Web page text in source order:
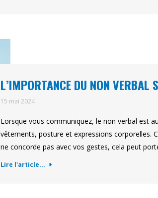
L’IMPORTANCE DU NON VERBAL
15 mai 2024
Lorsque vous communiquez, le non verbal est
vêtements, posture et expressions corporelles.
ne concorde pas avec vos gestes, cela peut
Lire l'article...